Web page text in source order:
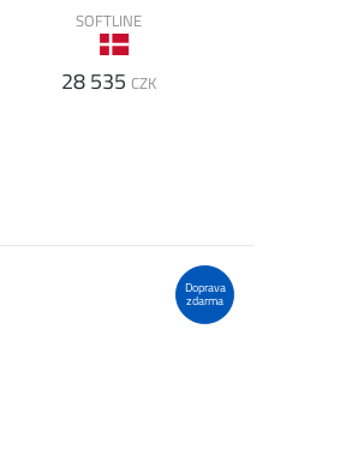
SOFTLINE
28 535 CZK
Doprava
zdarma